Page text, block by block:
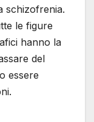
schizofrenia.
le figure
hanno la
del
essere